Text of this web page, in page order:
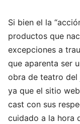
Si bien el la
productos que
excepciones a
que aparenta ser
obra de teatro del
ya que el sitio
cast con sus
cuidado a la hora